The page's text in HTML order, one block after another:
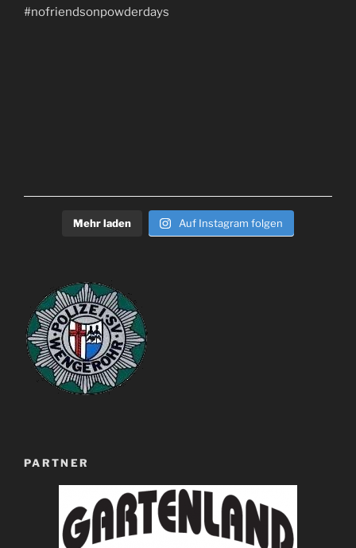
Mehr laden Auf Instagram folgen
PARTNER